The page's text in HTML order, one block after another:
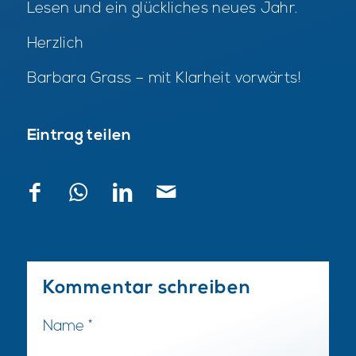
Le­sen und ein glück­li­ches neu­es Jahr.
Herz­lich
Bar­ba­ra Grass – mit Klar­heit vor­wärts!
Eintrag teilen
Kommentar schreiben
Name *